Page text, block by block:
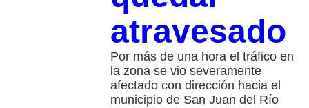
atravesado
Por más de una hora el tráfico en
la zona se vio severamente
afectado con dirección hacia el
municipio de San Juan del Río